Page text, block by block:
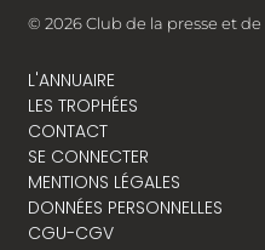
© 2026 Club de la presse et
L'ANNUAIRE
LES TROPHÉES
CONTACT
SE CONNECTER
MENTIONS LÉGALES
DONNÉES PERSONNELLES
CGU-CGV